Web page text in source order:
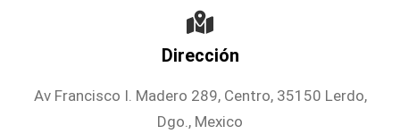
Dirección
Av Francisco I. Madero 289, Centro, 35150 Lerdo,
Dgo., Mexico